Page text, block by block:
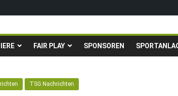
auf*
Kastel FAIR PLAY SPONSOREN
TSG Nachrichten